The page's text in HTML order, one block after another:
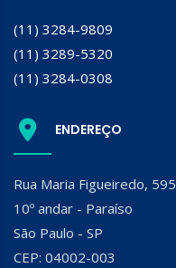
(11) 3284-9809
(11) 3289-5320
(11) 3284-0308
ENDEREÇO
Rua Maria Figueiredo, 595
10º andar - Paraíso
São Paulo - SP
CEP: 04002-003